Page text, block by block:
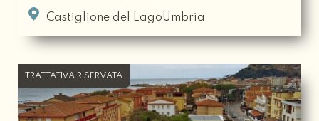
Castiglione del LagoUmbria
TRATTATIVA RISERVATA